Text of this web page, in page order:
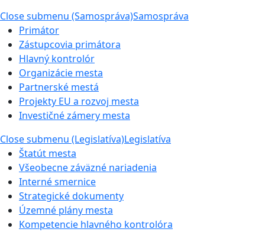
Close submenu (Samospráva)Samospráva
Primátor
Zástupcovia primátora
Hlavný kontrolór
Organizácie mesta
Partnerské mestá
Projekty EU a rozvoj mesta
Investičné zámery mesta
Close submenu (Legislatíva)Legislatíva
Štatút mesta
Všeobecne záväzné nariadenia
Interné smernice
Strategické dokumenty
Územné plány mesta
Kompetencie hlavného kontrolóra